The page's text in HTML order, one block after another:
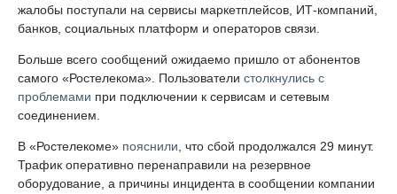
жалобы поступали на сервисы маркетплейсов, ИТ-компаний,
банков, социальных платформ и операторов связи.
Больше всего сообщений ожидаемо пришло от абонентов
самого «Ростелекома». Пользователи столкнулись с
проблемами при подключении к сервисам и сетевым
соединением.
В «Ростелекоме» пояснили, что сбой продолжался 29 минут.
Трафик оперативно перенаправили на резервное
оборудование, а причины инцидента в сообщении компании